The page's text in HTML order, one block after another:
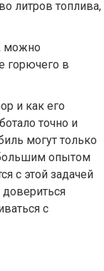
литров топлива,
можно
горючего в
и как его
точно и
могут только
опытом
с этой задачей
с